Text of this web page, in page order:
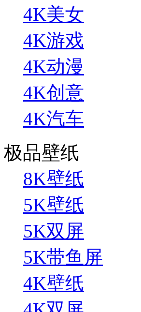
4K美女
4K游戏
4K动漫
4K创意
4K汽车
极品壁纸
8K壁纸
5K壁纸
5K双屏
5K带鱼屏
4K壁纸